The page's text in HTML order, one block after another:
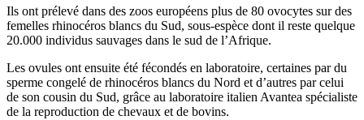
Ils ont prélevé dans des zoos européens plus de 80 ovocytes sur des
femelles rhinocéros blancs du Sud, sous-espèce dont il reste quelque
20.000 individus sauvages dans le sud de l’Afrique.
Les ovules ont ensuite été fécondés en laboratoire, certaines par du
sperme congelé de rhinocéros blancs du Nord et d’autres par celui
de son cousin du Sud, grâce au laboratoire italien Avantea spécialiste
de la reproduction de chevaux et de bovins.